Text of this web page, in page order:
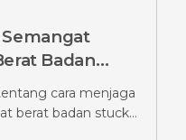
Badan
Simak Tipsnya
cara menjaga
berat badan stuck